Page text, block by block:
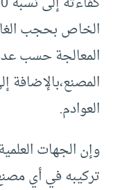
الخاص بحجب
المعالجة حسب
المصنع،بالإضافة
العوادم.
وإن الجهات
تركيبه في أي